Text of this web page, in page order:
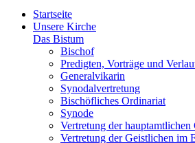
Startseite
Unsere Kirche
Das Bistum
Bischof
Predigten, Vorträge und
Generalvikarin
Synodalvertretung
Bischöfliches Ordinariat
Synode
Vertretung der hauptamtlichen
Vertretung der Geistlichen im